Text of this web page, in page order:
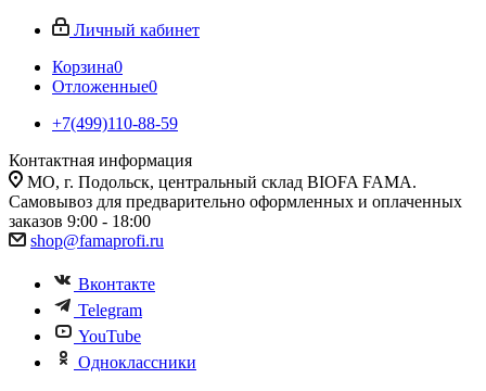
Личный кабинет
Корзина0
Отложенные0
+7(499)110-88-59
Контактная информация
МО, г. Подольск, центральный склад BIOFA FAMA.
Самовывоз для предварительно оформленных и оплаченных
заказов 9:00 - 18:00
shop@famaprofi.ru
Вконтакте
Telegram
YouTube
Одноклассники